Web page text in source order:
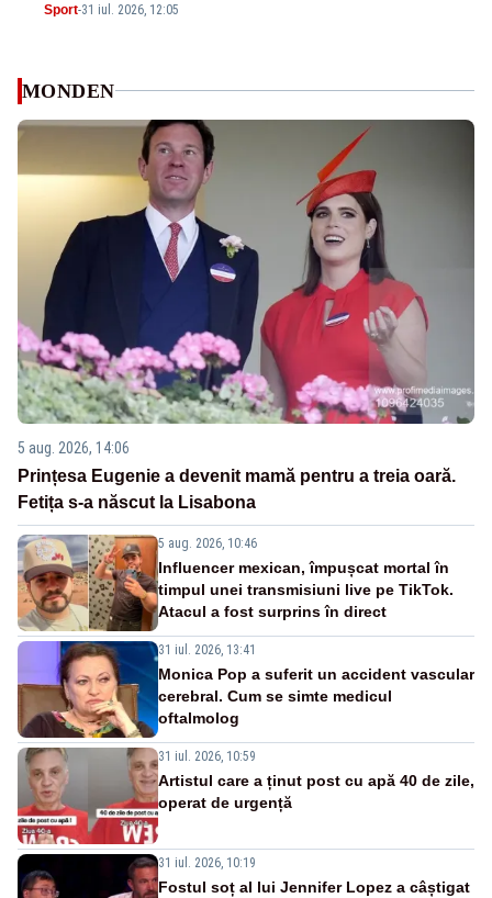
Sport-31 iul. 2026, 12:05
MONDEN
5 aug. 2026, 14:06
Prințesa Eugenie a devenit mamă pentru a treia oară.
Fetița s-a născut la Lisabona
5 aug. 2026, 10:46
Influencer mexican, împușcat mortal în
timpul unei transmisiuni live pe TikTok.
Atacul a fost surprins în direct
31 iul. 2026, 13:41
Monica Pop a suferit un accident vascular
cerebral. Cum se simte medicul
oftalmolog
31 iul. 2026, 10:59
Artistul care a ținut post cu apă 40 de zile,
operat de urgență
31 iul. 2026, 10:19
Fostul soț al lui Jennifer Lopez a câștigat